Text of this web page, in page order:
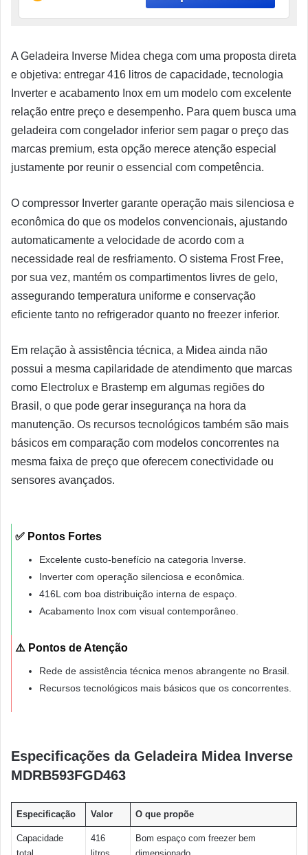
A Geladeira Inverse Midea chega com uma proposta direta
e objetiva: entregar 416 litros de capacidade, tecnologia
Inverter e acabamento Inox em um modelo com excelente
relação entre preço e desempenho. Para quem busca uma
geladeira com congelador inferior sem pagar o preço das
marcas premium, esta opção merece atenção especial
justamente por reunir o essencial com competência.
O compressor Inverter garante operação mais silenciosa e
econômica do que os modelos convencionais, ajustando
automaticamente a velocidade de acordo com a
necessidade real de resfriamento. O sistema Frost Free,
por sua vez, mantém os compartimentos livres de gelo,
assegurando temperatura uniforme e conservação
eficiente tanto no refrigerador quanto no freezer inferior.
Em relação à assistência técnica, a Midea ainda não
possui a mesma capilaridade de atendimento que marcas
como Electrolux e Brastemp em algumas regiões do
Brasil, o que pode gerar insegurança na hora da
manutenção. Os recursos tecnológicos também são mais
básicos em comparação com modelos concorrentes na
mesma faixa de preço que oferecem conectividade ou
sensores avançados.
✅ Pontos Fortes
Excelente custo-benefício na categoria Inverse.
Inverter com operação silenciosa e econômica.
416L com boa distribuição interna de espaço.
Acabamento Inox com visual contemporâneo.
⚠️ Pontos de Atenção
Rede de assistência técnica menos abrangente no Brasil.
Recursos tecnológicos mais básicos que os concorrentes.
Especificações da Geladeira Midea Inverse
MDRB593FGD463
Especificação Valor O que propõe
Capacidade
416
Bom espaço com freezer bem